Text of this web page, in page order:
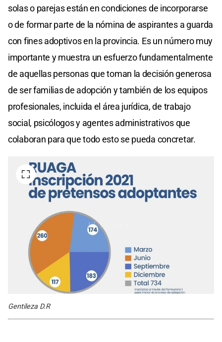
solas o parejas están en condiciones de incorporarse
o de formar parte de la nómina de aspirantes a guarda
con fines adoptivos en la provincia. Es un número muy
importante y muestra un esfuerzo fundamentalmente
de aquellas personas que toman la decisión generosa
de ser familias de adopción y también de los equipos
profesionales, incluida el área jurídica, de trabajo
social, psicólogos y agentes administrativos que
colaboran para que todo esto se pueda concretar.
Gentileza D.R